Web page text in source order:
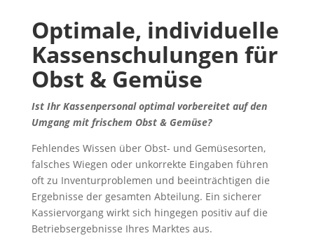
Optimale, individuelle
Kassenschulungen für
Obst & Gemüse
Ist Ihr Kassenpersonal optimal vorbereitet auf den
Umgang mit frischem Obst & Gemüse?
Fehlendes Wissen über Obst- und Gemüsesorten,
falsches Wiegen oder unkorrekte Eingaben führen
oft zu Inventurproblemen und beeinträchtigen die
Ergebnisse der gesamten Abteilung. Ein sicherer
Kassiervorgang wirkt sich hingegen positiv auf die
Betriebsergebnisse Ihres Marktes aus.